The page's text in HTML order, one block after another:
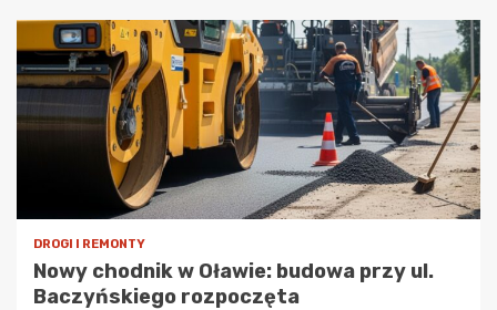
DROGI I REMONTY
Nowy chodnik w Oławie: budowa przy ul.
Baczyńskiego rozpoczęta